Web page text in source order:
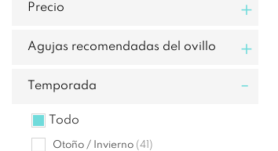
Precio +
Agujas recomendadas del ovillo +
Temporada -
Todo
Otoño / Invierno (41)